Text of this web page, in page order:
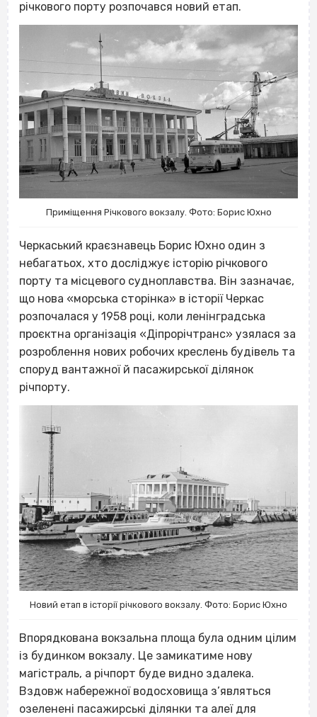
річкового порту розпочався новий етап.
Приміщення Річкового вокзалу. Фото: Борис Юхно
Черкаський краєзнавець Борис Юхно один з
небагатьох, хто досліджує історію річкового
порту та місцевого судноплавства. Він зазначає,
що нова «морська сторінка» в історії Черкас
розпочалася у 1958 році, коли ленінградська
проєктна організація «Діпрорічтранс» узялася за
розроблення нових робочих креслень будівель та
споруд вантажної й пасажирської ділянок
річпорту.
Новий етап в історії річкового вокзалу. Фото: Борис Юхно
Впорядкована вокзальна площа була одним цілим
із будинком вокзалу. Це замикатиме нову
магістраль, а річпорт буде видно здалека.
Вздовж набережної водосховища з’являться
озеленені пасажирські ділянки та алеї для